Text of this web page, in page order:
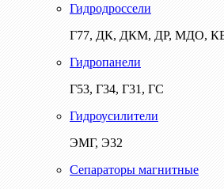
Гидродроссели
Г77, ДК, ДКМ, ДР, МДО,
Гидропанели
Г53, Г34, Г31, ГС
Гидроусилители
ЭМГ, Э32
Сепараторы магнитные